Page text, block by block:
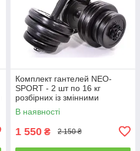
Комплект гантелей NEO-
SPORT - 2 шт по 16 кг
розбірних із змінними
дисками
В наявності
1 550 ₴ 2 150 ₴